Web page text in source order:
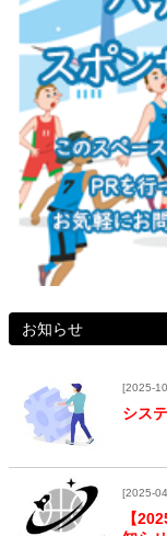
お知らせ
[2025-
シス
[2025-
【